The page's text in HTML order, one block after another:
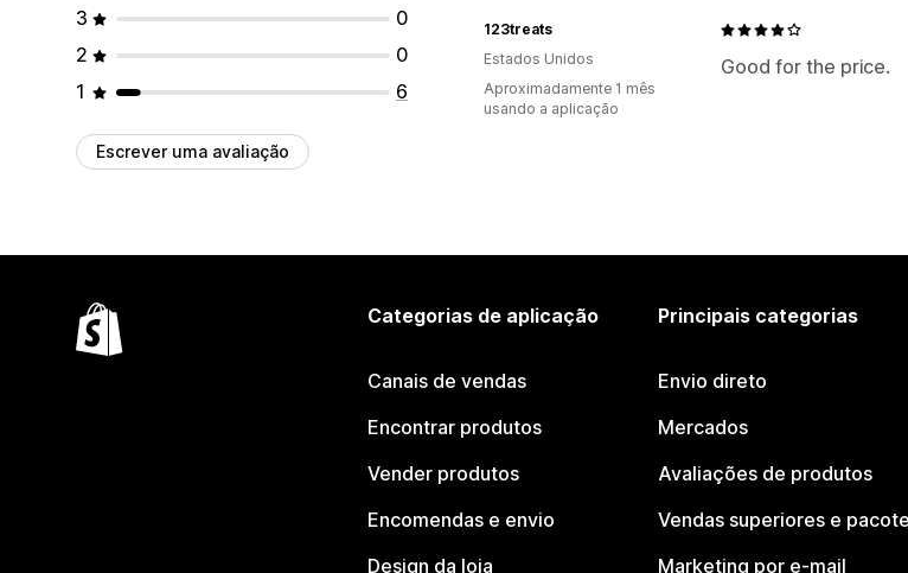
3
0
2
0
1
6
Escrever uma avaliação
Good for the price.
123treats
Estados Unidos
Aproximadamente 1 mês
usando a aplicação
Categorias de aplicação
Canais de vendas
Encontrar produtos
Vender produtos
Encomendas e envio
Design da loja
Principais categorias
Envio direto
Mercados
Avaliações de produtos
Vendas superiores e
Marketing por e-mail